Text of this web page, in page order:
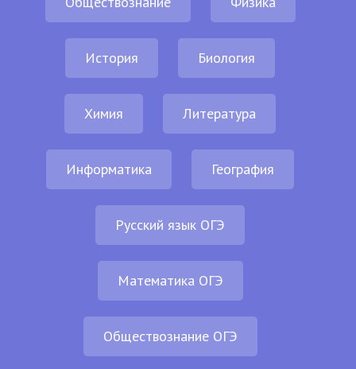
История Биология
Химия Литература
Информатика География
Русский язык ОГЭ
Математика ОГЭ
Обществознание ОГЭ